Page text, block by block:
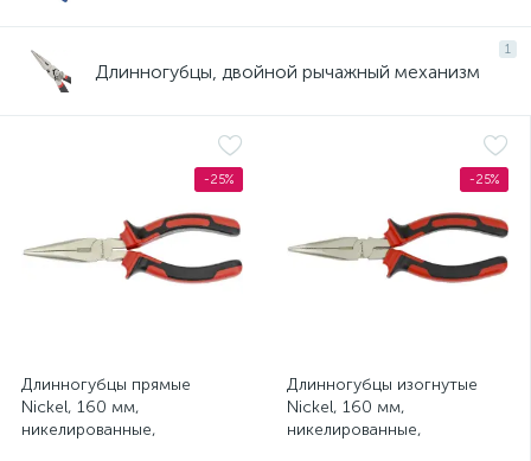
1
Длинногубцы, двойной рычажный механизм
-25%
Длинногубцы прямые
Nickel, 160 мм,
никелированные,
-25%
Длинногубцы изогнутые
Nickel, 160 мм,
никелированные,